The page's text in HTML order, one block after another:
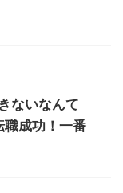
ないなんて
職成功！一番